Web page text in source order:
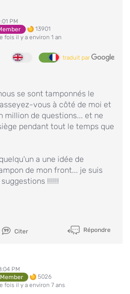
PM
13901
fois il y a environ 1 an
traduit par
se sont tamponnés le
vous à côté de moi et
million de questions... et ne
pendant tout le temps que
a une idée de
de mon front... je suis
!!!!!!
Citer Répondre
PM
5026
fois il y a environ 7 ans